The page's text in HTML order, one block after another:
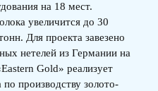
на 18 мест.
увеличится до 30
Для проекта завезено
нетелей из Германии на
Gold» реализует
по производству золото-